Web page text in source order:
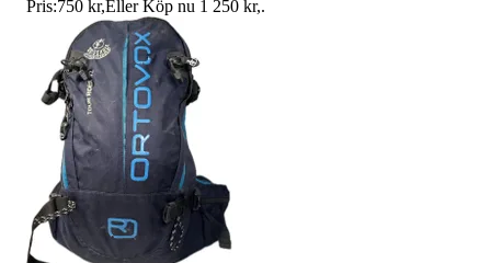
Pris:750 kr,Eller Köp nu 1 250 kr,.